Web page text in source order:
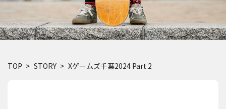
TOP STORY Xゲームズ千葉2024 Part 2